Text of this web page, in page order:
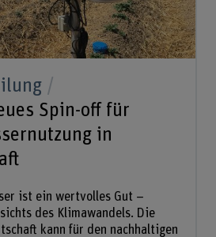
Spin-off für
in
ist ein wertvolles Gut –
des Klimawandels. Die
kann für den nachhaltigen